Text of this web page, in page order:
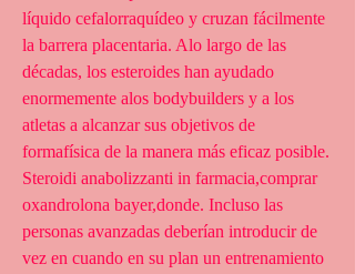
líquido cefalorraquídeo y cruzan fácilmente
la barrera placentaria. Alo largo de las
décadas, los esteroides han ayudado
enormemente alos bodybuilders y a los
atletas a alcanzar sus objetivos de
formafísica de la manera más eficaz posible.
Steroidi anabolizzanti in farmacia,comprar
oxandrolona bayer,donde. Incluso las
personas avanzadas deberían introducir de
vez en cuando en su plan un entrenamiento